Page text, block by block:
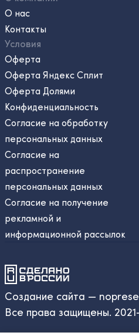
О нас
Контакты
Условия
Оферта
Оферта Яндекс Сплит
Оферта Долями
Конфиденциальность
Согласие на обработку
персональных данных
Согласие на
распространение
персональных данных
Согласие на получение
рекламной и
информационной рассылок
Создание сайта —
Все права защищены.